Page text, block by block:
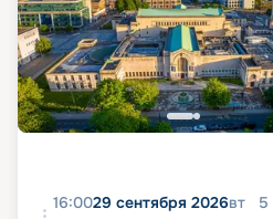
16:0029 сентября 2026вт 5